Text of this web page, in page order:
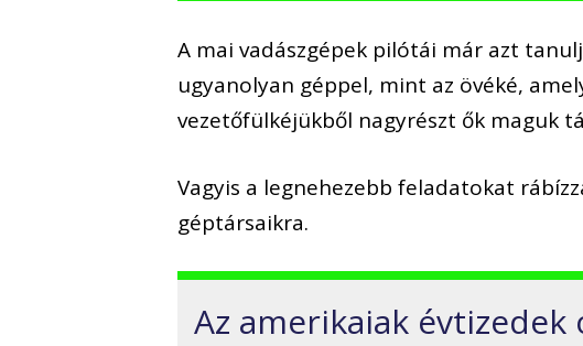
A mai vadászgépek pilótái már azt
ugyanolyan géppel, mint az övéké,
vezetőfülkéjükből nagyrészt ők maguk
Vagyis a legnehezebb feladatokat
géptársaikra.
Az amerikaiak